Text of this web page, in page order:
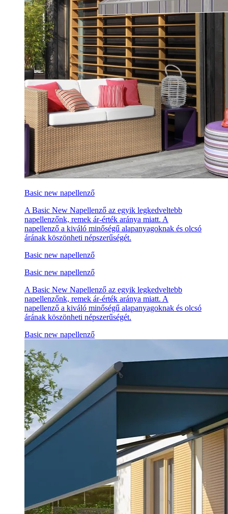
Basic new napellenző
A Basic New Napellenző az egyik legkedveltebb
napellenzőnk, remek ár-érték aránya miatt. A
napellenző a kiváló minőségű alapanyagoknak és olcsó
árának köszönheti népszerűségét.
Basic new napellenző
Basic new napellenző
A Basic New Napellenző az egyik legkedveltebb
napellenzőnk, remek ár-érték aránya miatt. A
napellenző a kiváló minőségű alapanyagoknak és olcsó
árának köszönheti népszerűségét.
Basic new napellenző